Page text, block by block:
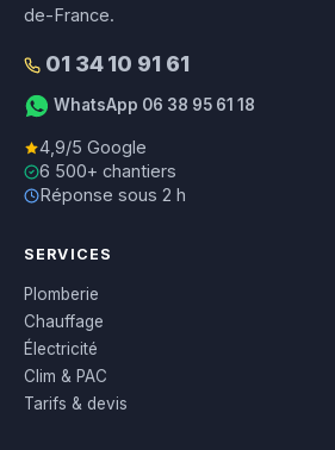
de-France.
01 34 10 91 61
WhatsApp 06 38 95 61 18
4,9/5 Google
6 500+ chantiers
Réponse sous 2 h
SERVICES
Plomberie
Chauffage
Électricité
Clim & PAC
Tarifs & devis